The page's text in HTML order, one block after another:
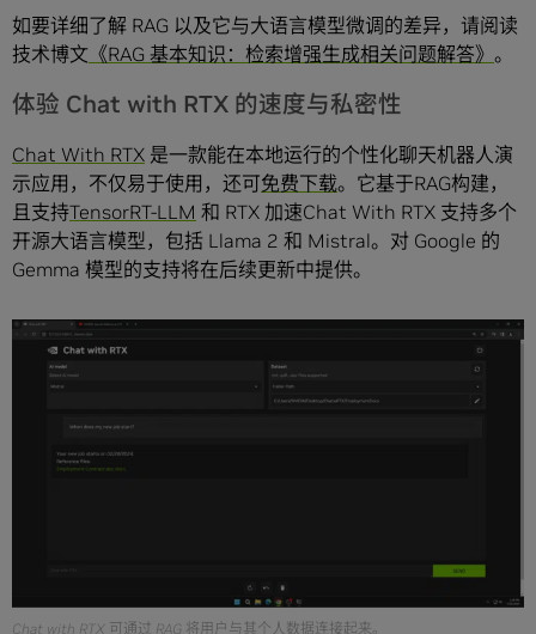
如要详细了解 RAG 以及它与大语言模型微调的差异，请阅读
技术博文 《RAG 基本知识：检索增强生成相关问题解答》 。
体验 Chat with RTX 的速度与私密性
Chat With RTX 是一款能在本地运行的个性化聊天机器人演
示应用，不仅易于使用，还可免费下载。它基于RAG构建，
且支持TensorRT-LLM 和 RTX 加速Chat With RTX 支持多个
开源大语言模型，包括 Llama 2 和 Mistral。对 Google 的
Gemma 模型的支持将在后续更新中提供。
Chat with RTX 可通过 RAG 将用户与其个人数据连接起来。